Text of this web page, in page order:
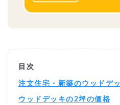
目次
注文住宅・新築のウッドデ
ウッドデッキの2坪の価格